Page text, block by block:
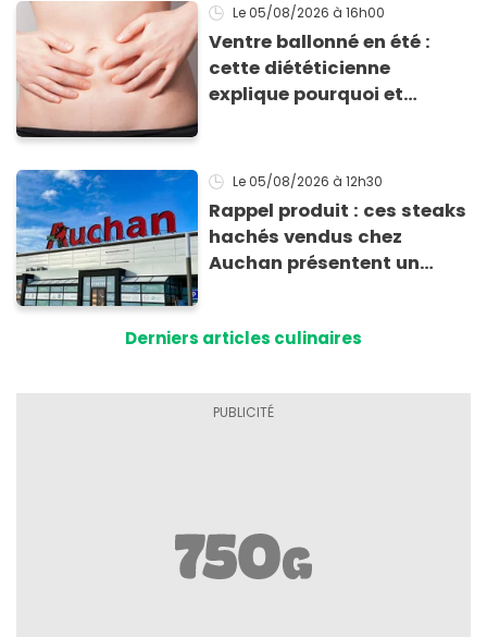
Le 05/08/2026 à 16h00
Ventre ballonné en été :
cette diététicienne
explique pourquoi et
Le 05/08/2026 à 12h30
Rappel produit : ces steaks
hachés vendus chez
Auchan présentent un
Derniers articles culinaires